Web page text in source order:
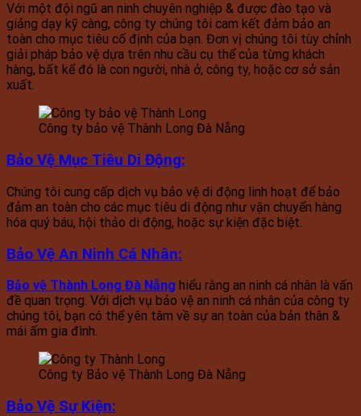
Với một đội ngũ an ninh chuyên nghiệp & được đào tạo và
giảng dạy kỹ càng, công ty chúng tôi cam kết đảm bảo an
toàn cho mục tiêu cố định của bạn. Đơn vị chúng tôi tùy chỉnh
giải pháp bảo vệ dựa trên nhu cầu cụ thể của từng khách
hàng, bất kể đó là con người, nhà ở, công ty, hoặc cơ sở sản
xuất.
Công ty bảo vệ Thành Long Đà Nẵng
Bảo Vệ Mục Tiêu Di Động:
Chúng tôi cung cấp dịch vụ bảo vệ di động linh hoạt để bảo
đảm an toàn cho các mục tiêu di động như vận chuyển hàng
hóa quý báu, hội thảo di động, hoặc sự kiện đặc biệt.
Bảo Vệ An Ninh Cá Nhân:
Bảo vệ Thành Long Đà Nẵng hiểu rằng an ninh cá nhân là vấn
đề quan trọng. Với dịch vụ bảo vệ an ninh cá nhân của công ty
chúng tôi, bạn có thể yên tâm về sự an toàn của bản thân &
mái ấm gia đình.
Công ty Bảo vệ Thành Long Đà Nẵng
Bảo Vệ Sự Kiện: